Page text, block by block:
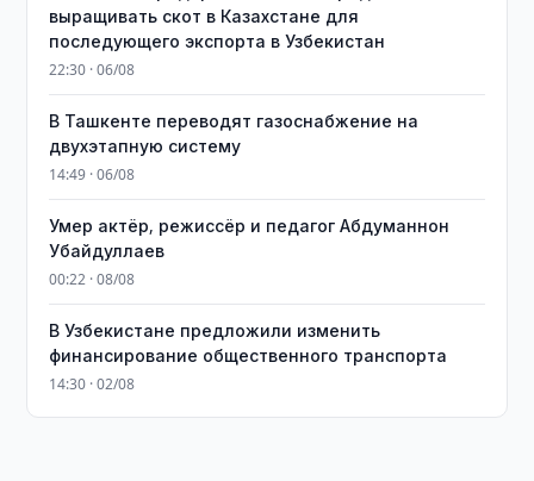
выращивать скот в Казахстане для
последующего экспорта в Узбекистан
22:30 · 06/08
В Ташкенте переводят газоснабжение на
двухэтапную систему
14:49 · 06/08
Умер актёр, режиссёр и педагог Абдуманнон
Убайдуллаев
00:22 · 08/08
В Узбекистане предложили изменить
финансирование общественного транспорта
14:30 · 02/08